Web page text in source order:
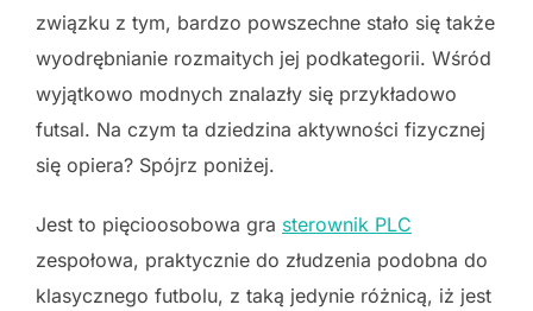
związku z tym, bardzo powszechne stało się także
wyodrębnianie rozmaitych jej podkategorii. Wśród
wyjątkowo modnych znalazły się przykładowo
futsal. Na czym ta dziedzina aktywności fizycznej
się opiera? Spójrz poniżej.
Jest to pięcioosobowa gra sterownik PLC
zespołowa, praktycznie do złudzenia podobna do
klasycznego futbolu, z taką jedynie różnicą, iż jest